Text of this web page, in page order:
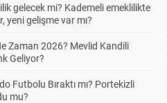
gelecek mi? Kademeli emeklilikte
yeni gelişme var mı?
Zaman 2026? Mevlid Kandili
Geliyor?
Futbolu Bıraktı mı? Portekizli
mu?